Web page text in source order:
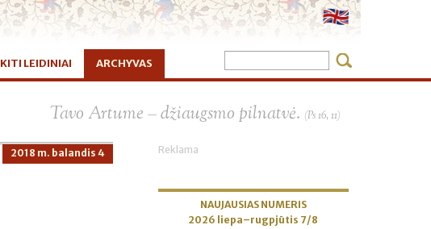
KITI LEIDINIAI ARCHYVAS
Tavo Artume – džiaugsmo pilnatvė. (Ps 16, 11)
2018 m. balandis 4 Reklama
NAUJAUSIAS NUMERIS
2026 liepa–rugpjūtis 7/8